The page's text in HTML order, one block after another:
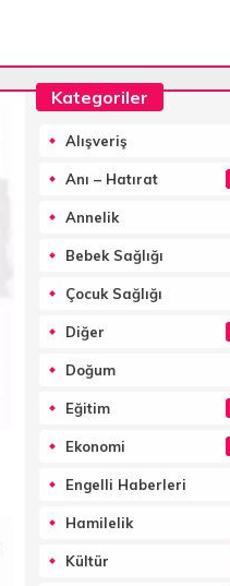
Kategoriler
Alışveriş
Anı – Hatırat
Annelik
Bebek Sağlığı
Çocuk Sağlığı
Diğer
Doğum
Eğitim
Ekonomi
Engelli Haberleri
Hamilelik
Kültür